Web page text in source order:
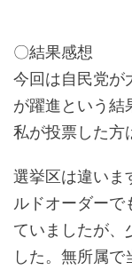
〇結果感想
今回は自民党が
が躍進という結
私が投票した方
選挙区は違いま
ルドオーダーで
ていましたが、
した。無所属